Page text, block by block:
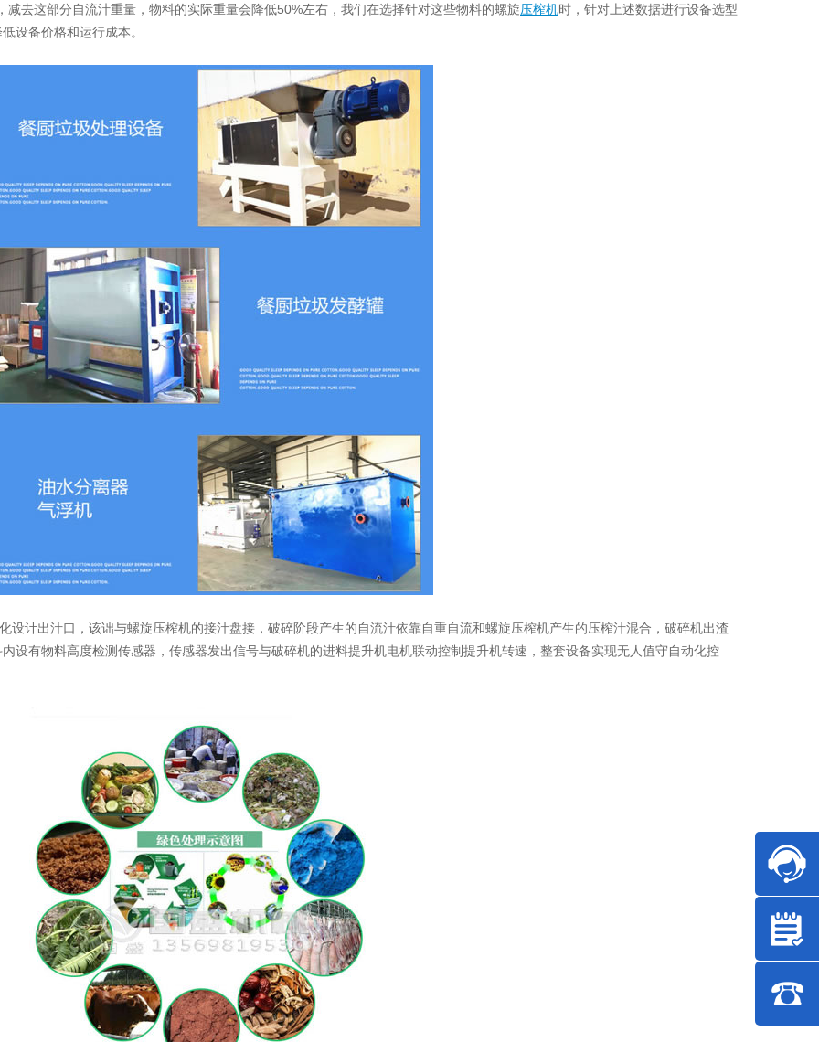
去这部分自流汁重量，物料的实际重量会降低50%左右，我们在选择针对这些物料的螺旋压榨机时，针对上述数据进行设备选型
设备价格和运行成本。
出汁口，该诎与螺旋压榨机的接汁盘接，破碎阶段产生的自流汁依靠自重自流和螺旋压榨机产生的压榨汁混合，破碎机出渣
设有物料高度检测传感器，传感器发出信号与破碎机的进料提升机电机联动控制提升机转速，整套设备实现无人值守自动化控